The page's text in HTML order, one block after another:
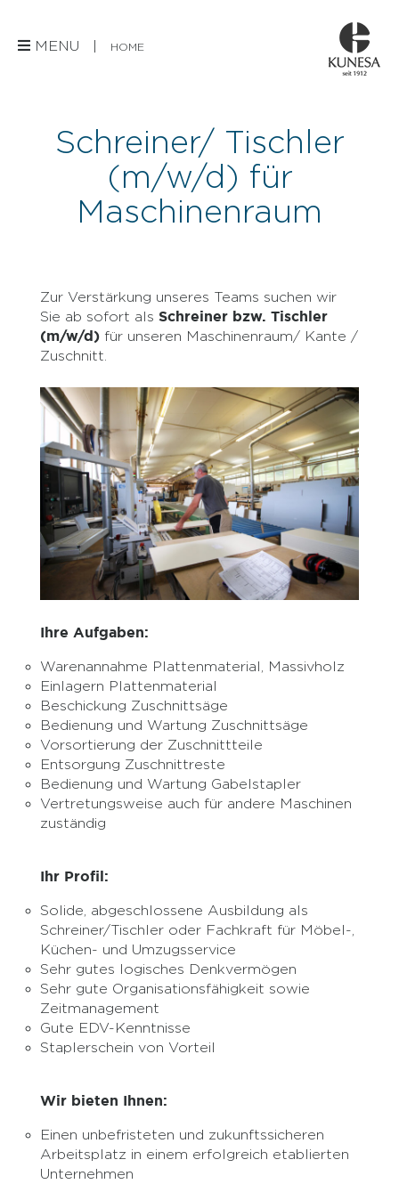
MENU | HOME
Schreiner/ Tischler
(m/w/d) für
Maschinenraum
Zur Verstärkung unseres Teams suchen wir
Sie ab sofort als Schreiner bzw. Tischler
(m/w/d) für unseren Maschinenraum/ Kante /
Zuschnitt.
Ihre Aufgaben:
Warenannahme Plattenmaterial, Massivholz
Einlagern Plattenmaterial
Beschickung Zuschnittsäge
Bedienung und Wartung Zuschnittsäge
Vorsortierung der Zuschnittteile
Entsorgung Zuschnittreste
Bedienung und Wartung Gabelstapler
Vertretungsweise auch für andere Maschinen
zuständig
Ihr Profil:
Solide, abgeschlossene Ausbildung als
Schreiner/Tischler oder Fachkraft für Möbel-,
Küchen- und Umzugsservice
Sehr gutes logisches Denkvermögen
Sehr gute Organisationsfähigkeit sowie
Zeitmanagement
Gute EDV-Kenntnisse
Staplerschein von Vorteil
Wir bieten Ihnen:
Einen unbefristeten und zukunftssicheren
Arbeitsplatz in einem erfolgreich etablierten
Unternehmen